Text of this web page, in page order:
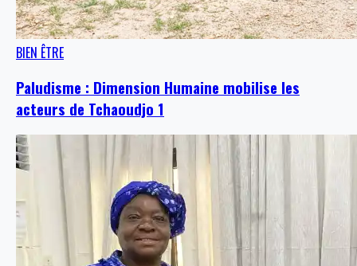
BIEN ÊTRE
Paludisme : Dimension Humaine mobilise les
acteurs de Tchaoudjo 1